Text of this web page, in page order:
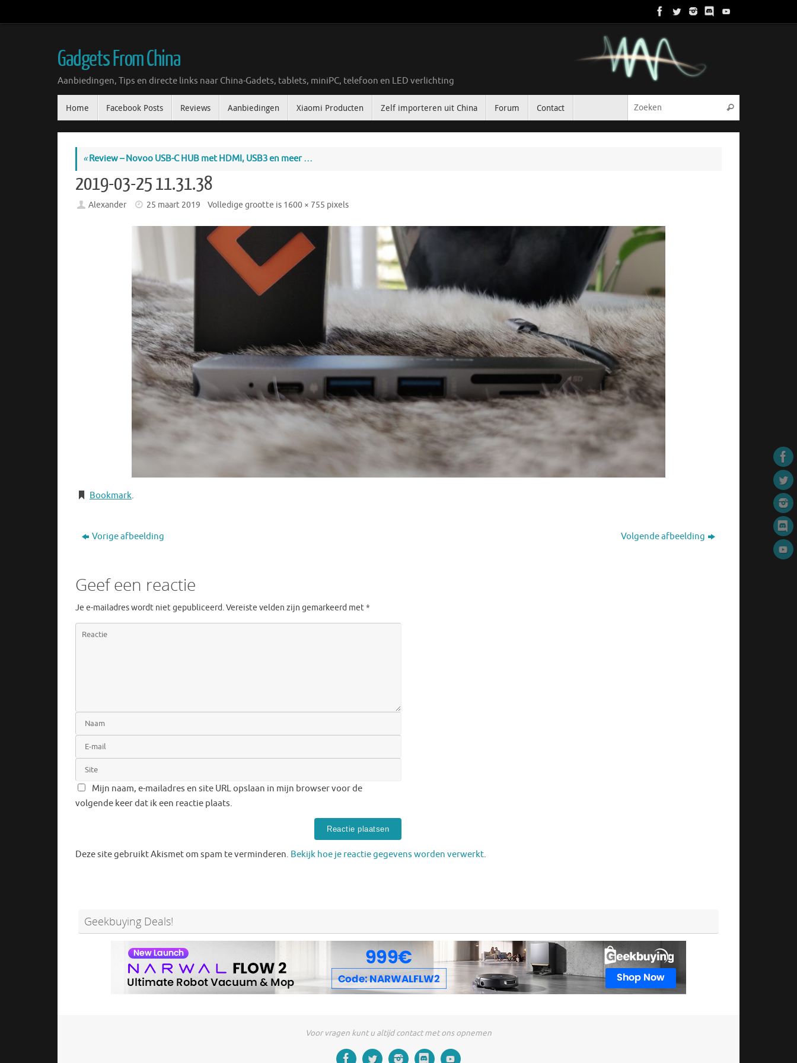
naar
Gadgets From China
Aanbiedingen, Tips en directe links naar China-Gadets, tablets, miniPC, telefoon en LED verlichting
naarHome Facebook Posts Reviews Aanbiedingen Xiaomi Producten Zelf importeren uit China Forum Contact Zoeken
«Review – Novoo USB-C HUB met HDMI, USB3 en meer …
2019-03-25 11.31.38
Alexander 25 maart 2019 Volledige grootte is 1600 × 755 pixels
Bookmark.
Vorige afbeelding Volgende afbeelding
Geef een reactie
Je e-mailadres wordt niet gepubliceerd.Vereiste velden zijn gemarkeerd met*
Mijn naam, e-mailadres en site URL opslaan in mijn browser voor de
volgende keer dat ik een reactie plaats.
Deze site gebruikt Akismet om spam te verminderen. Bekijk hoe je reactie gegevens worden verwerkt.
Geekbuying Deals!
Voor vragen kunt u altijd contact met ons opnemen